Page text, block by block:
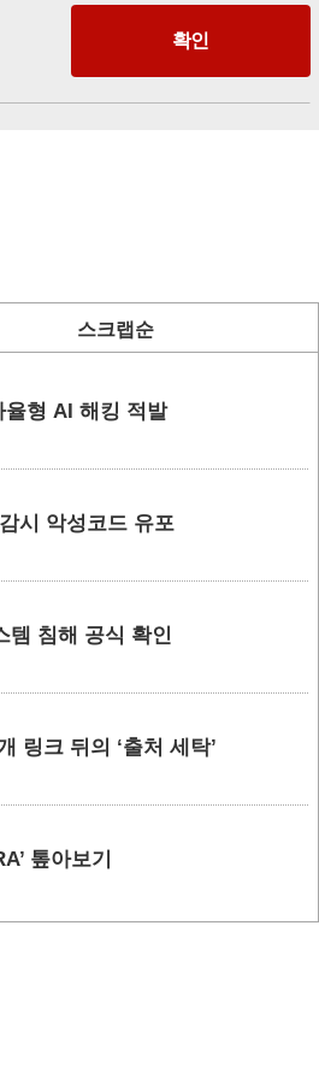
스크랩순
율형 AI 해킹 적발
시 악성코드 유포
템 침해 공식 확인
링크 뒤의 ‘출처 세탁’
톺아보기